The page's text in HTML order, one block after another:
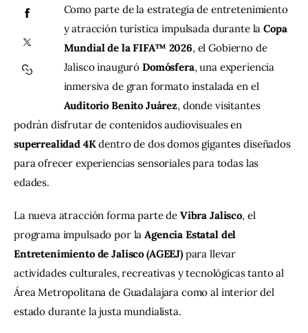
Contacto
Como parte de la estrategia de entretenimiento
y atracción turística impulsada durante la Copa
Mundial de la FIFA™ 2026, el Gobierno de
Jalisco inauguró Domósfera, una experiencia
inmersiva de gran formato instalada en el
Auditorio Benito Juárez, donde visitantes
podrán disfrutar de contenidos audiovisuales en
superrealidad 4K dentro de dos domos gigantes diseñados
para ofrecer experiencias sensoriales para todas las
edades.
La nueva atracción forma parte de Vibra Jalisco, el
programa impulsado por la Agencia Estatal del
Entretenimiento de Jalisco (AGEEJ) para llevar
actividades culturales, recreativas y tecnológicas tanto al
Área Metropolitana de Guadalajara como al interior del
estado durante la justa mundialista.